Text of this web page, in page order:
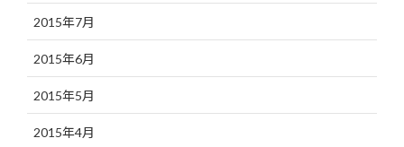
2015年7月
2015年6月
2015年5月
2015年4月